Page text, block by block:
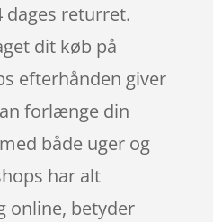
dages returret.
dit køb på
efterhånden giver
forlænge din
både uger og
har alt
online, betyder